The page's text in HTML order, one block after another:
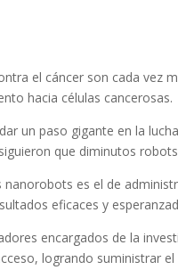
el cáncer son cada vez
hacia células cancerosas.
un paso gigante en la
que diminutos
es el de
eficaces y
encargados de la
logrando suministrar